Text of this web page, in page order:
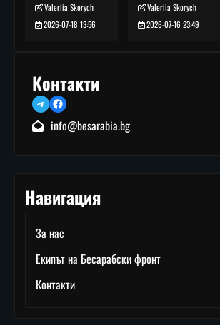
Valeriia Skorych
2026-07-18 13:56
Valeriia Skorych
2026-07-16 23:49
Контакти
TelegramFacebook
info@besarabia.bg
Навигация
За нас
Екипът на Бесарабски фронт
Контакти